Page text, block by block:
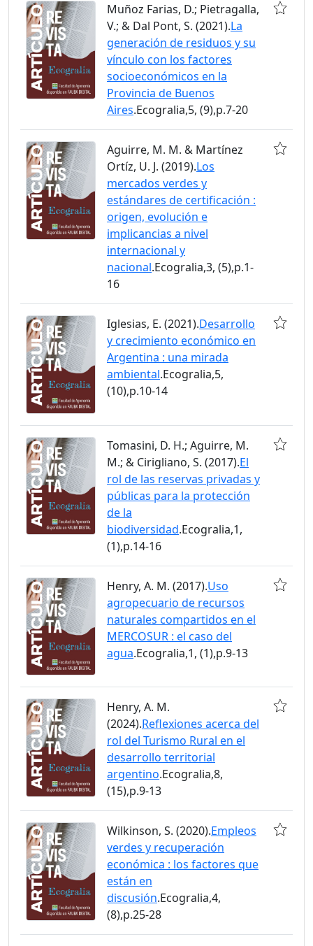
Muñoz Farias, D.; Pietragalla,
V.; & Dal Pont, S. (2021).La
generación de residuos y su
vínculo con los factores
socioeconómicos en la
Provincia de Buenos
Aires.Ecogralia,5, (9),p.7-20
Aguirre, M. M. & Martínez
Ortíz, U. J. (2019).Los
mercados verdes y
estándares de certificación :
origen, evolución e
implicancias a nivel
internacional y
nacional.Ecogralia,3, (5),p.1-
16
Iglesias, E. (2021).Desarrollo
y crecimiento económico en
Argentina : una mirada
ambiental.Ecogralia,5,
(10),p.10-14
Tomasini, D. H.; Aguirre, M.
M.; & Cirigliano, S. (2017).El
rol de las reservas privadas y
públicas para la protección
de la
biodiversidad.Ecogralia,1,
(1),p.14-16
Henry, A. M. (2017).Uso
agropecuario de recursos
naturales compartidos en el
MERCOSUR : el caso del
agua.Ecogralia,1, (1),p.9-13
Henry, A. M.
(2024).Reflexiones acerca del
rol del Turismo Rural en el
desarrollo territorial
argentino.Ecogralia,8,
(15),p.9-13
Wilkinson, S. (2020).Empleos
verdes y recuperación
económica : los factores que
están en
discusión.Ecogralia,4,
(8),p.25-28